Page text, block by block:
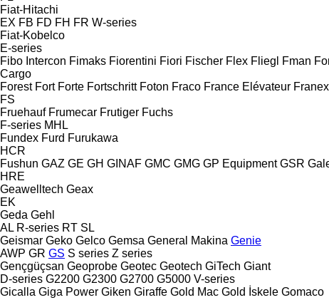
Fiat-Hitachi
EX FB FD FH FR W-series
Fiat-Kobelco
E-series
Fibo Intercon Fimaks Fiorentini Fiori Fischer Flex Fliegl Fman
Cargo
Forest Fort Forte Fortschritt Foton Fraco France Elévateur Franex
FS
Fruehauf Frumecar Frutiger Fuchs
F-series MHL
Fundex Furd Furukawa
HCR
Fushun GAZ GE GH GINAF GMC GMG GP Equipment GSR
HRE
Geawelltech Geax
EK
Geda Gehl
AL R-series RT SL
Geismar Geko Gelco Gemsa General Makina Genie
AWP GR GS S series Z series
Gençgüçsan Geoprobe Geotec Geotech GiTech Giant
D-series G2200 G2300 G2700 G5000 V-series
Gicalla Giga Power Giken Giraffe Gold Mac Gold İskele Gomaco